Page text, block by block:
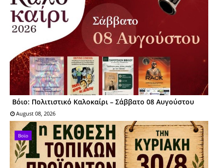
Βόιο: Πολιτιστικό Καλοκαίρι – Σάββατο 08 Αυγούστου
August 08, 2026
Βοϊο